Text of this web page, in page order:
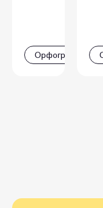
Орфография